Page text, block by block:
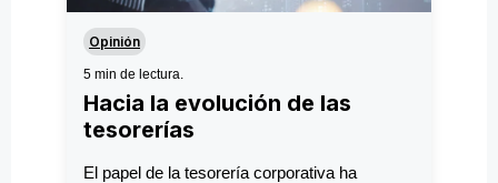
Opinión
5 min de lectura.
Hacia la evolución de las
tesorerías
El papel de la tesorería corporativa ha